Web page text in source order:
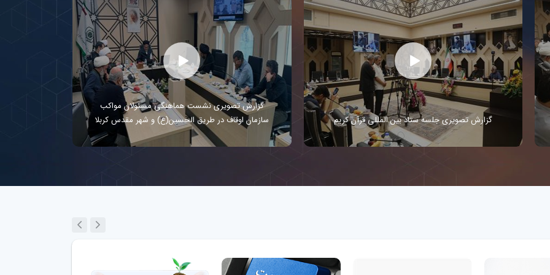
گزارش تصویری نشست هماهنگی مسئولان مواکب
سازمان اوقاف در طریق الحسین(ع) و شهر مقدس کربلا
گزارش تصویری نشست ستاد اربعین سازمان اوقاف و
امورخیریه